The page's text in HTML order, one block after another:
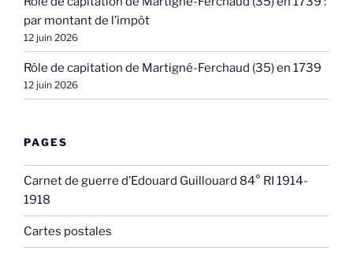
par montant de l’impôt
12 juin 2026
Rôle de capitation de Martigné-Ferchaud (35) en 1739
12 juin 2026
PAGES
Carnet de guerre d’Edouard Guillouard 84° RI 1914-
1918
Cartes postales